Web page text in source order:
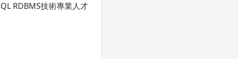
RDBMS技術專業人才